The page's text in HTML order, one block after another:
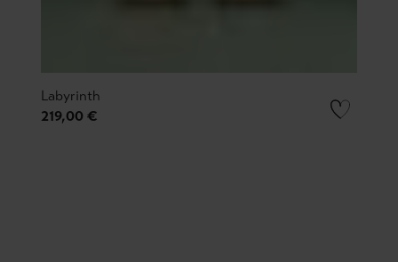
Labyrinth
219,00 €